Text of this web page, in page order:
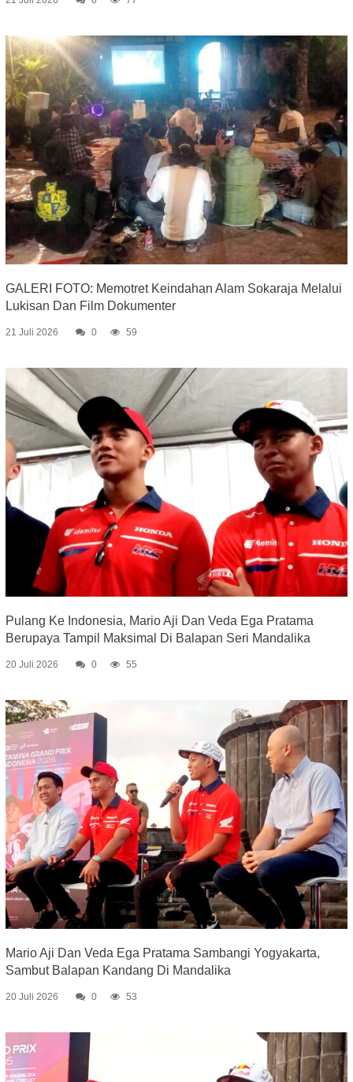
GALERI FOTO: Memotret Keindahan Alam Sokaraja Melalui
Lukisan Dan Film Dokumenter
21 Juli 2026 0 59
Pulang Ke Indonesia, Mario Aji Dan Veda Ega Pratama
Berupaya Tampil Maksimal Di Balapan Seri Mandalika
20 Juli 2026 0 55
Mario Aji Dan Veda Ega Pratama Sambangi Yogyakarta,
Sambut Balapan Kandang Di Mandalika
20 Juli 2026 0 53